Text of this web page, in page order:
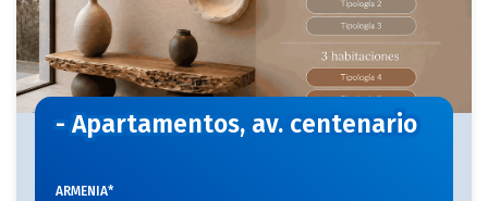
- Apartamentos, av. centenario
ARMENIA*